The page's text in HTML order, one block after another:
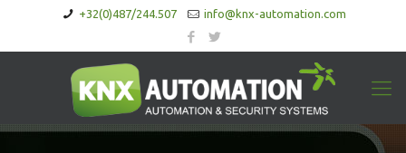
+32(0)487/244.507 info@knx-automation.com